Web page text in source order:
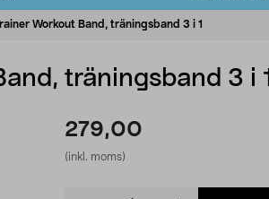
Workout Band, träningsband 3 i 1
träningsband 3 i 1
279,00
(inkl. moms)